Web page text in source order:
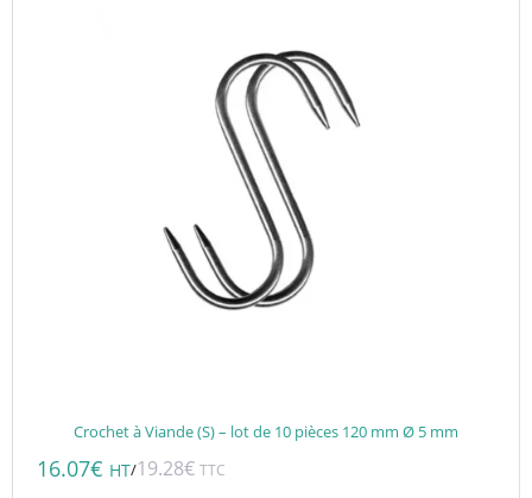
Crochet à Viande (S) – lot de 10 pièces 120 mm Ø 5 mm
16.07€ HT/19.28€ TTC